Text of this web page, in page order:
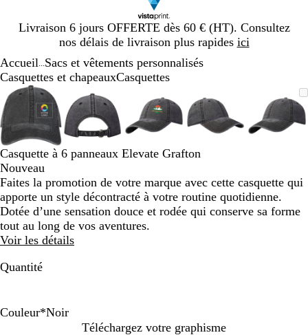
Livraison 6 jours OFFERTE dès 60 € (HT). Consultez
nos délais de livraison plus rapides ici
Diapositive
1
Accueil Sacs et vêtements personnalisés
Casquettes et chapeauxCasquettes
Image
zoomable
Zoom
au
minimum
Cliquez
pour
développer
Utilisez
les
touches
plus
et
moins
pour
zoomer
et
les
touches
fléchées
pour
Image
zoomable
Zoom
au
minimum
Cliquez
pour
développer
Utilisez
les
touches
plus
et
pour
zoomer
et
les
zoomable
au
minimum
pour
développer
les
touches
plus
et
pour
zoomer
et
zoomable
au
minimum
pour
développer
les
touches
plus
pour
zoomer
et
Image
Zoom
au
pour
les
plus
pour
et
Diapositive
1
sur
5
Casquette à 6 panneaux Elevate Grafton
Nouveau
Faites la promotion de votre marque avec cette casquette qui
apporte un style décontracté à votre routine quotidienne.
Dotée d’une sensation douce et rodée qui conserve sa forme
tout au long de vos aventures.
Voir les détails
Quantité
Couleur*Noir
Téléchargez votre graphisme